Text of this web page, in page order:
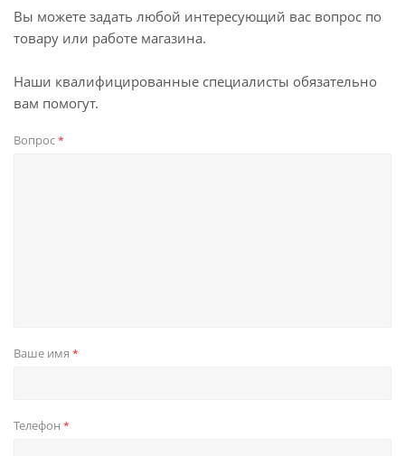
Вы можете задать любой интересующий вас вопрос по
товару или работе магазина.
Наши квалифицированные специалисты обязательно
вам помогут.
Вопрос*
Ваше имя *
Телефон *